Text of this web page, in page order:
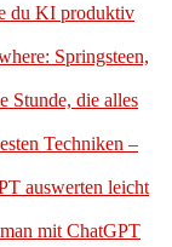
du KI produktiv
Springsteen,
Stunde, die alles
Techniken –
auswerten leicht
mit ChatGPT